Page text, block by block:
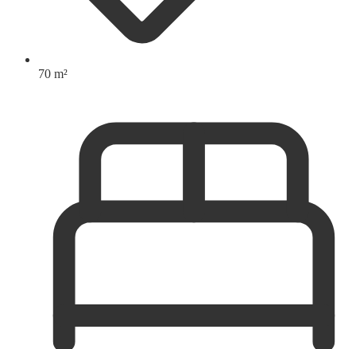
70 m²